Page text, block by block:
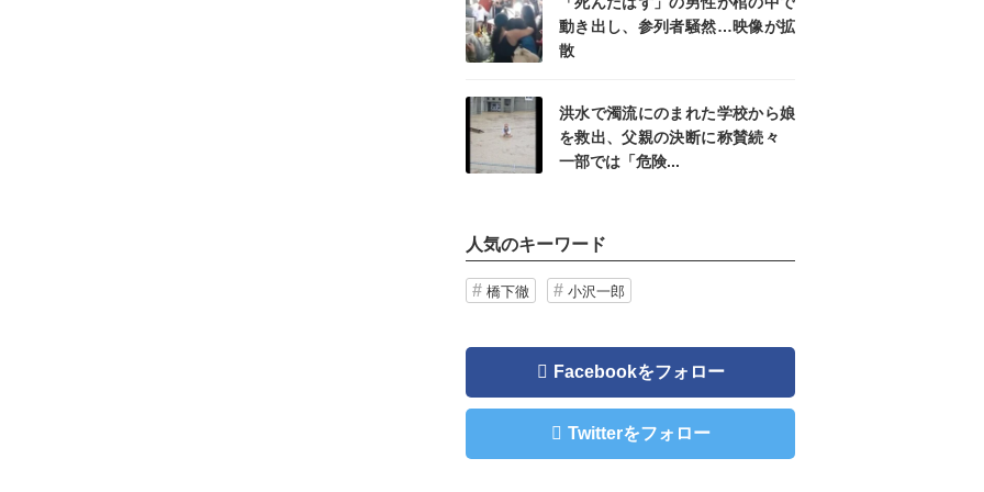
動き出し、参列者騒然…映像が拡
散
洪水で濁流にのまれた学校から娘
を救出、父親の決断に称賛続々
一部では「危険...
人気のキーワード
橋下徹 小沢一郎
Facebookをフォロー
Twitterをフォロー